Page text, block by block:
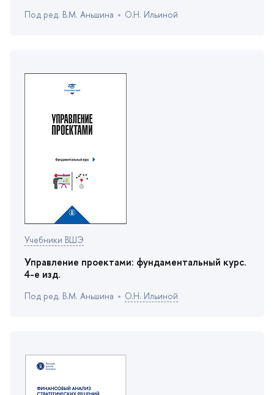
Под ред. В.М. Аньшина О.Н. Ильиной
Учебники ВШЭ
Управление проектами: фундаментальный курс.
4-е изд.
Под ред. В.М. Аньшина О.Н. Ильиной